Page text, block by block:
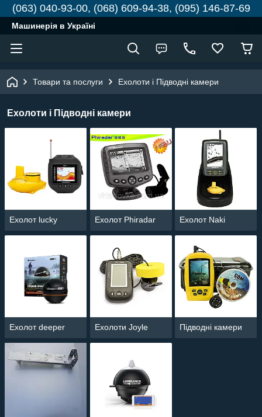
(063) 040-93-00, (068) 609-94-38, (095) 146-87-69
Машинерія в Україні
Товари та послуги Ехолоти і Підводні камери
Ехолоти і Підводні камери
Ехолот lucky Ехолот Phiradar Ехолот Naki
Ехолот deeper Ехолоти Joyle Підводні камери